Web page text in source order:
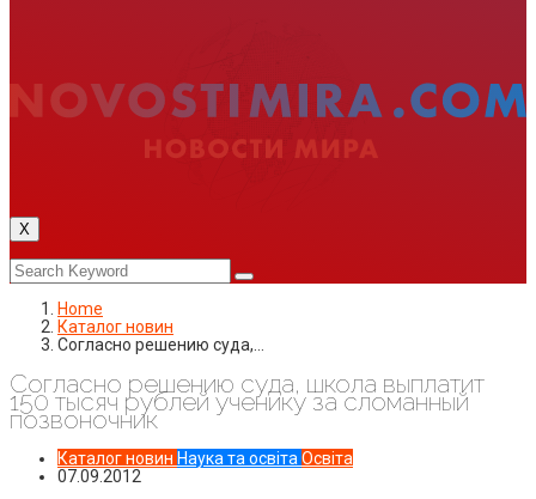
X
Home
Каталог новин
Согласно решению суда,…
Согласно решению суда, школа выплатит
150 тысяч рублей ученику за сломанный
позвоночник
Каталог новин Наука та освіта Освіта
07.09.2012